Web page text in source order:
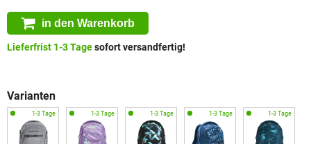
in den Warenkorb
Lieferfrist 1-3 Tagesofort versandfertig!
Varianten